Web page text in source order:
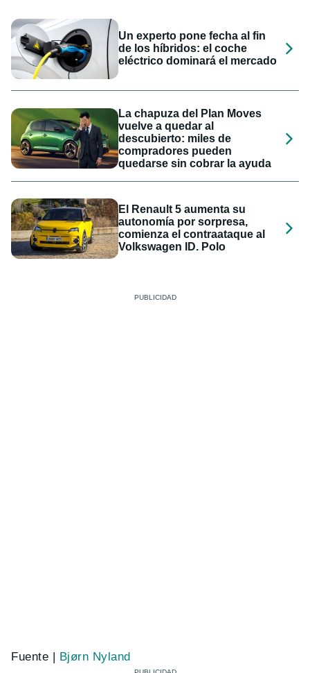
Un experto pone fecha al fin
de los híbridos: el coche
eléctrico dominará el mercado
La chapuza del Plan Moves
vuelve a quedar al
descubierto: miles de
compradores pueden
quedarse sin cobrar la ayuda
El Renault 5 aumenta su
autonomía por sorpresa,
comienza el contraataque al
Volkswagen ID. Polo
Fuente | Bjørn Nyland